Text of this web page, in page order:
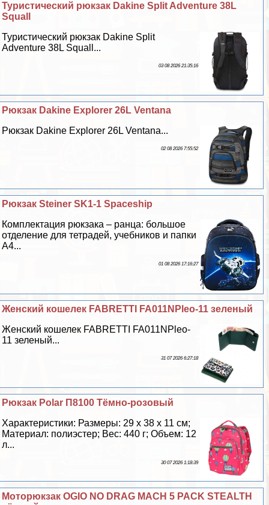
Туристический рюкзак Dakine Split Adventure 38L
Squall
Туристический рюкзак Dakine Split
Adventure 38L Squall...
03 08 2026 21:35:16
Рюкзак Dakine Explorer 26L Ventana
Рюкзак Dakine Explorer 26L Ventana...
02 08 2026 7:55:52
Рюкзак Steiner SK1-1 Spaceship
Комплектация рюкзака – ранца: большое
отделение для тетрадей, учебников и папки
А4...
01 08 2026 17:16:27
Женский кошелек FABRETTI FA011NPleo-11 зеленый
Женский кошелек FABRETTI FA011NPleo-
11 зеленый...
31 07 2026 6:27:18
Рюкзак Polar П8100 Тёмно-розовый
Хаpaктеристики: Размеры: 29 х 38 х 11 см;
Материал: полиэстер; Вес: 440 г; Объем: 12
л...
30 07 2026 1:18:39
Моторюкзак OGIO NO DRAG MACH 5 PACK STEALTH